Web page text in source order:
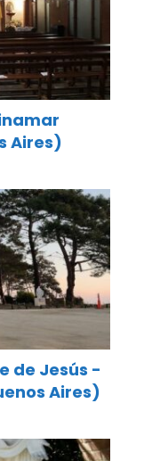
Aires)
de Jesús -
Aires)